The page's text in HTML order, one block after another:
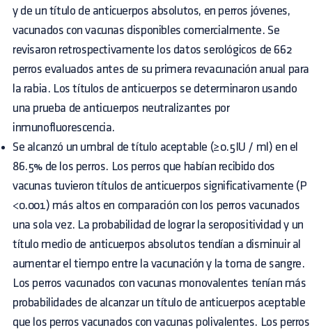
y de un título de anticuerpos absolutos, en perros jóvenes,
vacunados con vacunas disponibles comercialmente. Se
revisaron retrospectivamente los datos serológicos de 662
perros evaluados antes de su primera revacunación anual para
la rabia. Los títulos de anticuerpos se determinaron usando
una prueba de anticuerpos neutralizantes por
inmunofluorescencia.
Se alcanzó un umbral de título aceptable (≥0.5IU / ml) en el
86.5% de los perros. Los perros que habían recibido dos
vacunas tuvieron títulos de anticuerpos significativamente (P
<0.001) más altos en comparación con los perros vacunados
una sola vez. La probabilidad de lograr la seropositividad y un
título medio de anticuerpos absolutos tendían a disminuir al
aumentar el tiempo entre la vacunación y la toma de sangre.
Los perros vacunados con vacunas monovalentes tenían más
probabilidades de alcanzar un título de anticuerpos aceptable
que los perros vacunados con vacunas polivalentes. Los perros